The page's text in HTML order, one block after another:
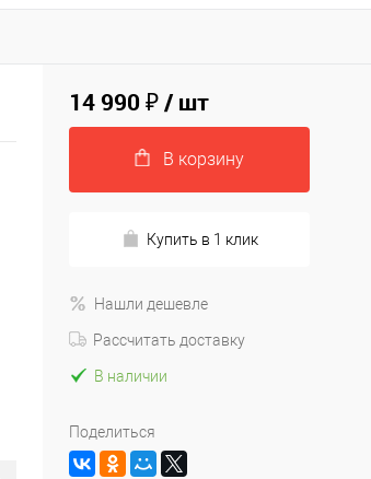
14 990 ₽/ шт
В корзину
Купить в 1 клик
Нашли дешевле
Рассчитать доставку
В наличии
Поделиться